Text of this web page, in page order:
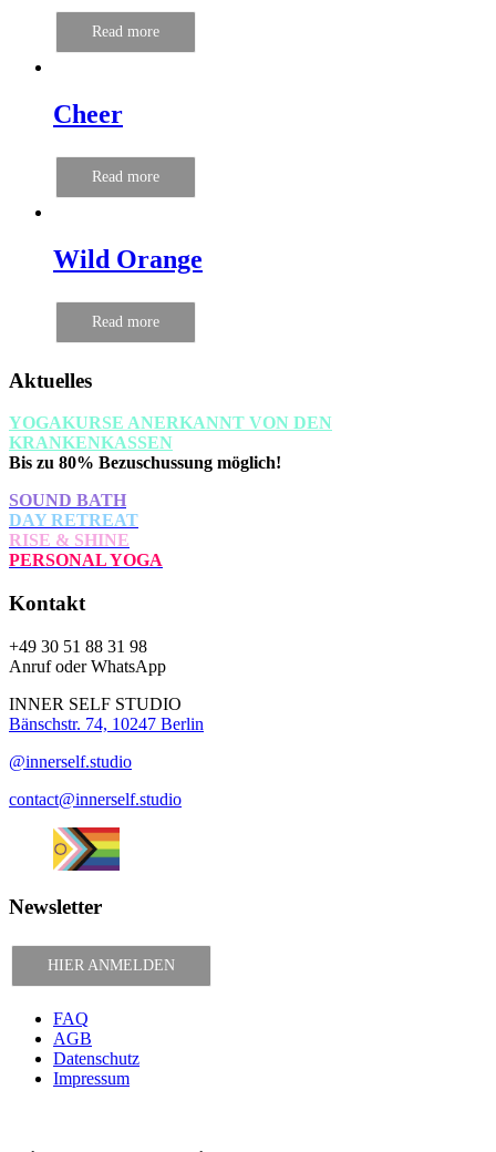
Read more
Cheer
Read more
Wild Orange
Read more
Aktuelles
YOGAKURSE ANERKANNT VON DEN
KRANKENKASSEN
Bis zu 80% Bezuschussung möglich!
SOUND BATH
DAY RETREAT
RISE & SHINE
PERSONAL YOGA
Kontakt
+49 30 51 88 31 98
Anruf oder WhatsApp
INNER SELF STUDIO
Bänschstr. 74, 10247 Berlin
@innerself.studio
contact@innerself.studio
Newsletter
HIER ANMELDEN
FAQ
AGB
Datenschutz
Impressum